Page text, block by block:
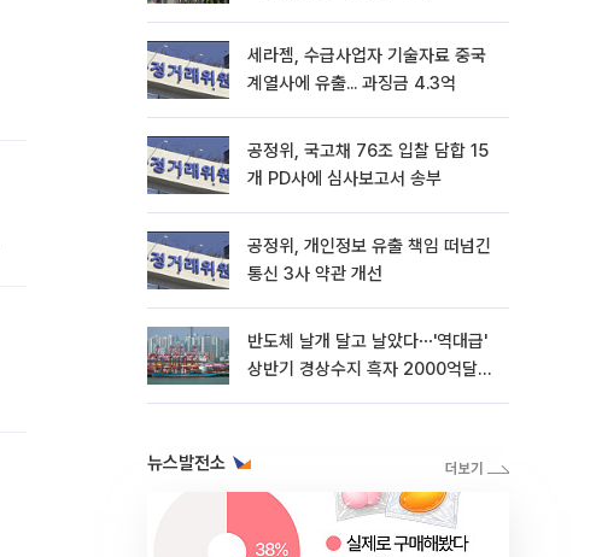
세라젬, 수급사업자 기술자료 중국
계열사에 유출... 과징금 4.3억
공정위, 국고채 76조 입찰 담합 15
개 PD사에 심사보고서 송부
공정위, 개인정보 유출 책임 떠넘긴
통신 3사 약관 개선
반도체 날개 달고 날았다⋯'역대급'
상반기 경상수지 흑자 2000억달러
뉴스발전소